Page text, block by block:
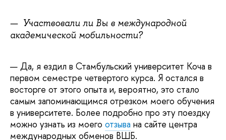
— Участвовали ли Вы в международной
академической мобильности?
— Да, я ездил в Стамбульский университет Коча в
первом семестре четвертого курса. Я остался в
восторге от этого опыта и, вероятно, это стало
самым запоминающимся отрезком моего обучения
в университете. Более подробно про эту поездку
можно узнать из моего отзыва на сайте центра
международных обменов ВШБ.